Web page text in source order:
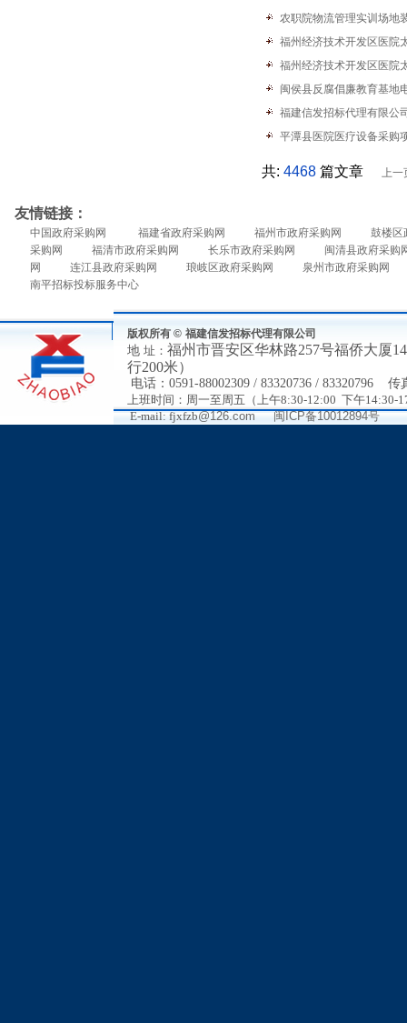
农职院物流管理实训场地
福州经济技术开发区医院
福州经济技术开发区医院
闽侯县反腐倡廉教育基地
福建信发招标代理有限公
平潭县医院医疗设备采购
共: 4468 篇文章 上一
友情链接：
中国政府采购网 福建省政府采购网 福州市政府采购网
鼓楼区
采购网
福清市政府采购网 长乐市政府采购网
闽清县政府采购
网
连江县政府采购网 琅岐区政府采购网
泉州市政府采购网
南平招标投标服务中心
版权所有 © 福建信发招标代理有限公司
地 址： 福州市晋安区华林路257号福侨大厦
行200米）
电话： 0591-88002309 / 83320736 / 83320796 传
上班时间：周一至周五（上午8:30-12:00 下午14:30-
E-mail: fjxfzb@126.com 闽ICP备10012894号